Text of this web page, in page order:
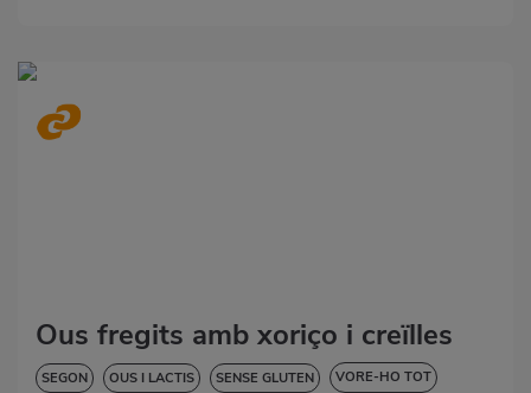
Ous fregits amb xoriço i creïlles
SEGON OUS I LACTIS SENSE GLUTEN VORE-HO TOT